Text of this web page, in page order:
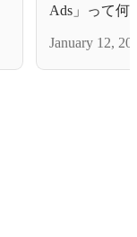
Ads」って何
January 12,